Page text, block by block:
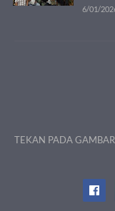
6/01/
TEKAN PADA